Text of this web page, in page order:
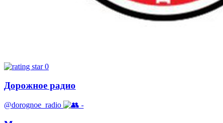
0
Дорожное радио
@dorognoe_radio -